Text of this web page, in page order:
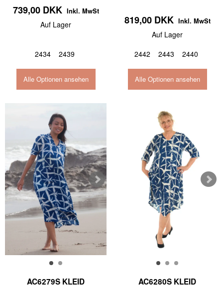
739,00 DKK Inkl. MwSt
Auf Lager
2434 2439
Alle Optionen ansehen
819,00 DKK Inkl. MwSt
Auf Lager
2442
2443 2440
Alle Optionen ansehen
AC6279S KLEID AC6280S KLEID